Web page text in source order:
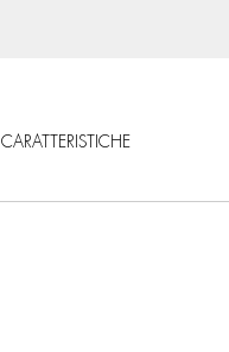
CARATTERISTICHE